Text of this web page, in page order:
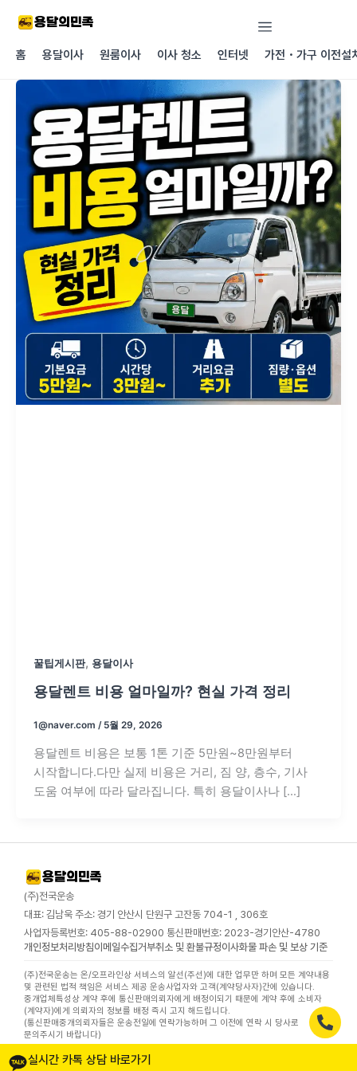
건너뛰기
홈
용달이사 원룸이사 이사 청소 인터넷 가전・가구 이전설
꿀팁게시판, 용달이사
용달렌트 비용 얼마일까? 현실 가격 정리
1@naver.com / 5월 29, 2026
용달렌트 비용은 보통 1톤 기준 5만원~8만원부터
시작합니다.다만 실제 비용은 거리, 짐 양, 층수, 기사
도움 여부에 따라 달라집니다. 특히 용달이사나 […]
(주)전국운송
대표: 김남욱 주소: 경기 안산시 단원구 고잔동 704-1 , 306호
사업자등록번호: 405-88-02900 통신판매번호: 2023-경기안산-4780
개인정보처리방침이메일수집거부취소 및 환불규정이사화물 파손 및 보상 기준
(주)전국운송는 온/오프라인상 서비스의 알선(주선)에 대한 업무만 하며 모든 계약내용
및 관련된 법적 책임은 서비스 제공 운송사업자와 고객(계약당사자)간에 있습니다.
중개업체특성상 계약 후에 통신판매의뢰자에게 배정이되기 때문에 계약 후에 소비자
(계약자)에게 의뢰자의 정보를 배정 즉시 고지 해드립니다.
(통신판매중개의뢰자들은 운송전일에 연락가능하며 그 이전에 연락 시 당사로
문의주시기 바랍니다)
실시간 카톡 상담 바로가기